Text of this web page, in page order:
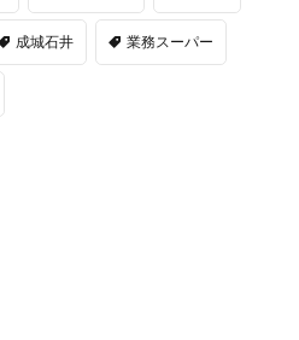
成城石井 業務スーパー